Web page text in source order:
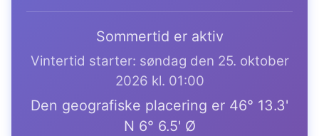
Sommertid er aktiv
Vintertid starter: søndag den 25. oktober
2026 kl. 01:00
Den geografiske placering er 46° 13.3'
N 6° 6.5' Ø